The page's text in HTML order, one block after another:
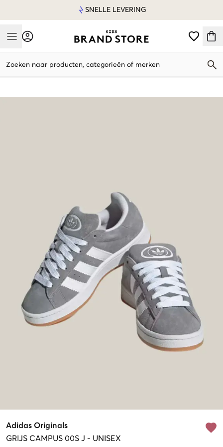
SNELLE LEVERING
Mobile Menu
Zoeken naar producten, categorieën of merken
Adidas Originals
GRIJS CAMPUS 00S J - UNISEX